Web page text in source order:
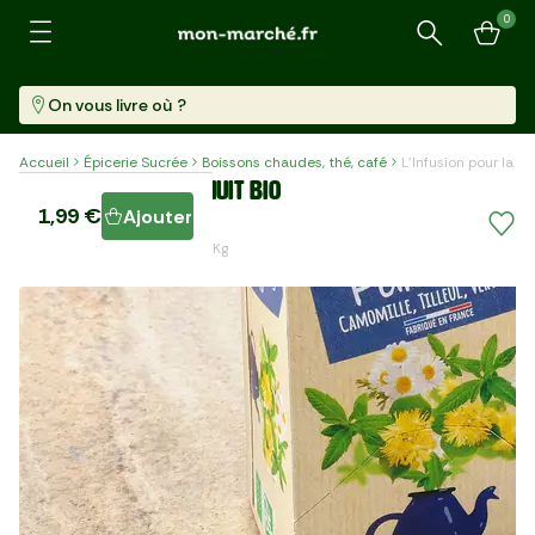
Recherche
0
On vous livre où ?
Accueil Épicerie Sucrée Boissons chaudes, thé, café L'Infusion pour la
L'Infusion pour la nuit BIO
99,50 €/kg
1,99 € Ajouter